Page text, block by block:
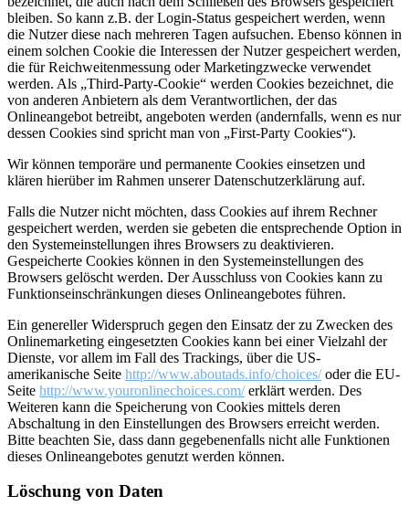
bleiben. So kann z.B. der Login-Status gespeichert werden, wenn
die Nutzer diese nach mehreren Tagen aufsuchen. Ebenso können in
einem solchen Cookie die Interessen der Nutzer gespeichert werden,
die für Reichweitenmessung oder Marketingzwecke verwendet
werden. Als „Third-Party-Cookie“ werden Cookies bezeichnet, die
von anderen Anbietern als dem Verantwortlichen, der das
Onlineangebot betreibt, angeboten werden (andernfalls, wenn es nur
dessen Cookies sind spricht man von „First-Party Cookies“).
Wir können temporäre und permanente Cookies einsetzen und
klären hierüber im Rahmen unserer Datenschutzerklärung auf.
Falls die Nutzer nicht möchten, dass Cookies auf ihrem Rechner
gespeichert werden, werden sie gebeten die entsprechende Option in
den Systemeinstellungen ihres Browsers zu deaktivieren.
Gespeicherte Cookies können in den Systemeinstellungen des
Browsers gelöscht werden. Der Ausschluss von Cookies kann zu
Funktionseinschränkungen dieses Onlineangebotes führen.
Ein genereller Widerspruch gegen den Einsatz der zu Zwecken des
Onlinemarketing eingesetzten Cookies kann bei einer Vielzahl der
Dienste, vor allem im Fall des Trackings, über die US-
amerikanische Seite http://www.aboutads.info/choices/oder die EU-
Seite http://www.youronlinechoices.com/erklärt werden. Des
Weiteren kann die Speicherung von Cookies mittels deren
Abschaltung in den Einstellungen des Browsers erreicht werden.
Bitte beachten Sie, dass dann gegebenenfalls nicht alle Funktionen
dieses Onlineangebotes genutzt werden können.
Löschung von Daten